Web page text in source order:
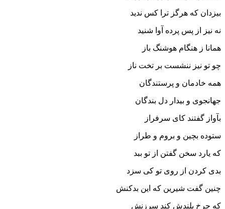
بیزدان که هرگز ترا کس ندید
نه نیز از پس پرده آوا شنید
همانا ز هنگام هوشنگ باز
چو تو نیز ننشست بر تخت ناز
همه خادمان و پرستندگان
جهانجوى و بیدار دل بندگان‏
بآواز گفتند کاى سرفراز
ستوده بچین و بروم و طراز
که یارد سخن گفتن از تو ببد
بدى کردن از روى تو کى سزد
چنین گفت شیرین که این بدکنش
که چرخ بلندش کند سرزنش‏